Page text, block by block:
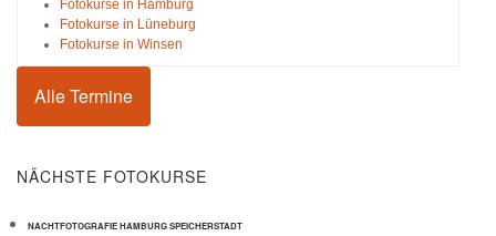
Fotokurse in Hamburg
Fotokurse in Lüneburg
Fotokurse in Winsen
Alle Termine
NÄCHSTE FOTOKURSE
NACHTFOTOGRAFIE HAMBURG SPEICHERSTADT